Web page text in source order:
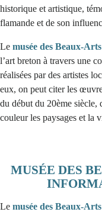
historique et artistique,
flamande et de son
Le musée des Beaux-
l’art breton à travers une
réalisées par des artistes
eux, on peut citer les
du début du 20ème
couleur les paysages et la
MUSÉE DES
Le musée des Beaux-